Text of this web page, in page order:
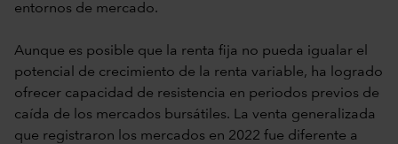
entornos de mercado.
Aunque es posible que la renta fija no pueda igualar el
potencial de crecimiento de la renta variable, ha logrado
ofrecer capacidad de resistencia en periodos previos de
caída de los mercados bursátiles. La venta generalizada
que registraron los mercados en 2022 fue diferente a